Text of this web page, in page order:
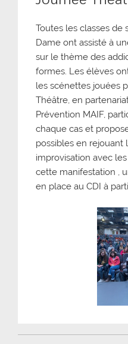
Toutes les classes
Dame ont assisté à
sur le thème des
formes. Les élèves
les scénettes jouées
Théâtre, en
Prévention MAIF,
chaque cas et
possibles en rejouant
improvisation avec
cette manifestation ,
en place au CDI à